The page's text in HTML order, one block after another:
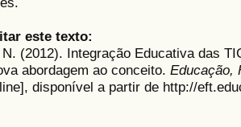
este texto:
(2012). Integração Educativa das
abordagem ao conceito. Educação,
disponível a partir de http://